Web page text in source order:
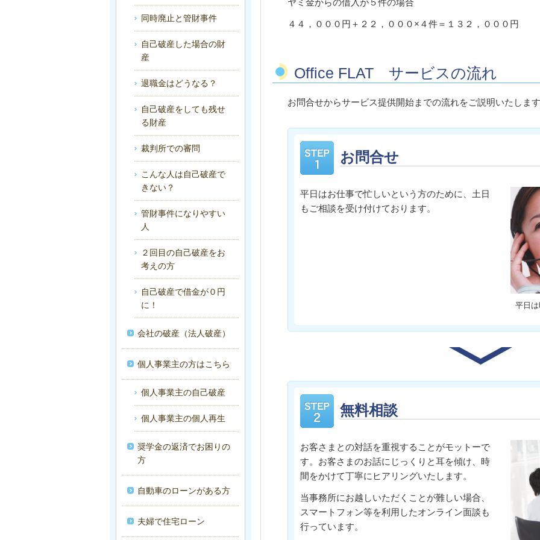
ヤミ金からの借入が５件の場合
４４，０００円＋２２，０００×４件＝１３２，０００円
Office FLAT サービスの流れ
お問合せからサービス提供開始までの流れをご説明いたしま
お問合せ
平日
平日はお仕事で忙しいという方のために、土日
もご相談を受け付けております。
無料相談
お客さまとの対話を重視することがモットーで
す。お客さまのお話にじっくりと耳を傾け、時
間をかけて丁寧にヒアリングいたします。
当事務所にお越しいただくことが難しい場合、
スマートフォン等を利用したオンライン面談も
行っています。
同時廃止と管財事件
自己破産した場合の財
産
退職金はどうなる？
自己破産をしても残せ
る財産
裁判所での審問
こんな人は自己破産で
きない？
管財事件になりやすい
人
２回目の自己破産をお
考えの方
自己破産で借金が０円
に！
会社の破産（法人破産）
個人事業主の方はこちら
個人事業主の自己破産
個人事業主の個人再生
奨学金の返済でお困りの
方
自動車のローンがある方
夫婦で住宅ローン